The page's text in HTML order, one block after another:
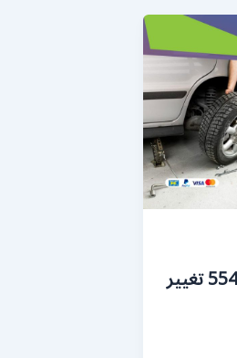
تبديل بطارية سيارة الري 55445363 تغيير